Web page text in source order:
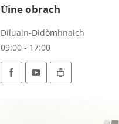
Ùine obrach
Diluain-Didòmhnaich
09:00 - 17:00